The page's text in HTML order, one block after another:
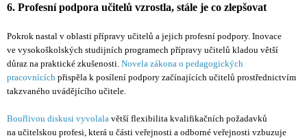
6. Profesní podpora učitelů vzrostla, stále je co zlepšovat
Pokrok nastal v oblasti přípravy učitelů a jejich profesní podpory. Inovace
ve vysokoškolských studijních programech přípravy učitelů kladou větší
důraz na praktické zkušenosti. Novela zákona o pedagogických
pracovnících přispěla k posílení podpory začínajících učitelů prostřednictvím
takzvaného uvádějícího učitele.
Bouřlivou diskusi vyvolala větší flexibilita kvalifikačních požadavků
na učitelskou profesi, která u části veřejnosti a odborné veřejnosti vzbuzuje